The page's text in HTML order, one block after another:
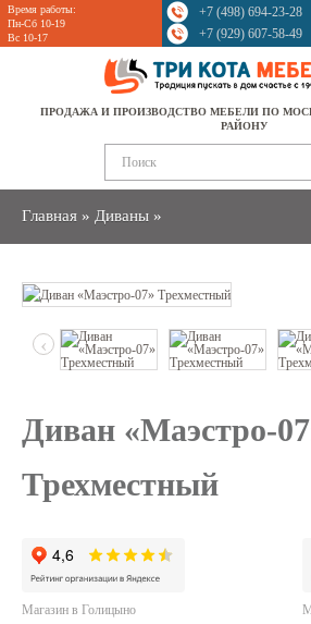
Время работы:
Пн-Сб 10-19
Вс 10-17
+7 (498) 694-23-28
+7 (929) 607-58-49
ПРОДАЖА И ПРОИЗВОДСТВО МЕБЕЛИ ПО
РАЙОНУ
Главная » Диваны »
Sale
‹
Диван «Маэстро-
Трехместный
Магазин в Голицыно